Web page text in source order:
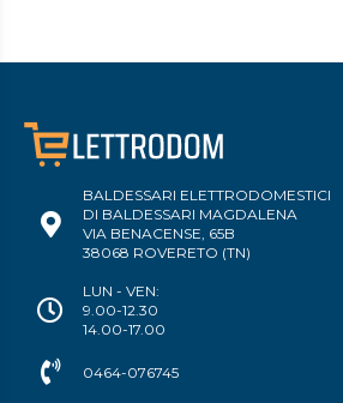
BALDESSARI ELETTRODOMESTICI
DI BALDESSARI MAGDALENA
VIA BENACENSE, 65B
38068 ROVERETO (TN)
LUN - VEN:
9.00-12.30
14.00-17.00
0464-076745